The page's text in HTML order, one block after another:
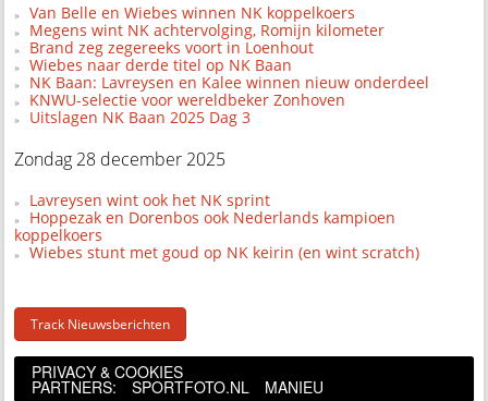
Van Belle en Wiebes winnen NK koppelkoers
Megens wint NK achtervolging, Romijn kilometer
Brand zeg zegereeks voort in Loenhout
Wiebes naar derde titel op NK Baan
NK Baan: Lavreysen en Kalee winnen nieuw onderdeel
KNWU-selectie voor wereldbeker Zonhoven
Uitslagen NK Baan 2025 Dag 3
Zondag 28 december 2025
Lavreysen wint ook het NK sprint
Hoppezak en Dorenbos ook Nederlands kampioen
koppelkoers
Wiebes stunt met goud op NK keirin (en wint scratch)
Track Nieuwsberichten
PRIVACY & COOKIES
PARTNERS: SPORTFOTO.NL MANIEU